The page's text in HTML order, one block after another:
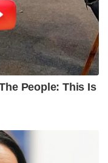
സംവിധാനത്തെ
സംവിധാനത്തിന്
റഡാർ
സാധിക്കും .
ഘടകമാണ്
ക്രൂയിസ്
റഡാർ വേധ